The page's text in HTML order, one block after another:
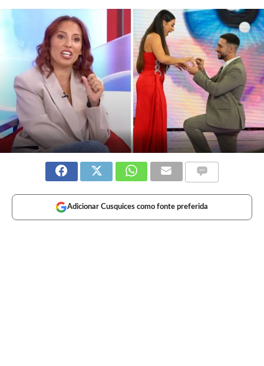
Adicionar Cusquices como fonte preferida